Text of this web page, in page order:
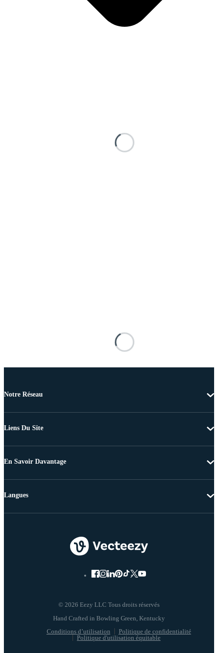
Notre Réseau
Liens Du Site
En Savoir Davantage
© 2026 Eezy LLC Tous droits réservés
Conditions d’utilisation
Politique de confidentialité
Politique d'utilisation équitable
Langues